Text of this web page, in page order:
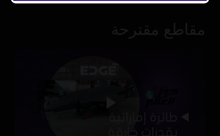
مقاطع مقترحة